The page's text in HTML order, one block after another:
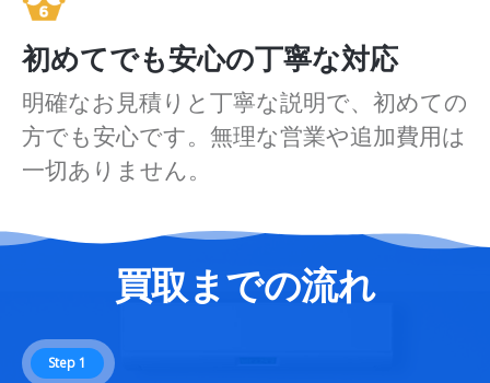
初めてでも安心の丁寧な対応
明確なお見積りと丁寧な説明で、初めての
方でも安心です。無理な営業や追加費用は
一切ありません。
買取までの流れ
Step 1